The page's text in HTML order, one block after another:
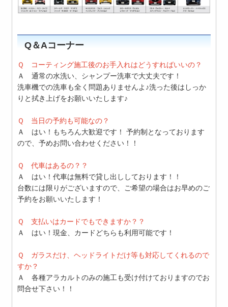
Q＆Aコーナー
Ｑ コーティング施工後のお手入れはどうすればいいの？
Ａ 通常の水洗い、シャンプー洗車で大丈夫です！
洗車機での洗車も全く問題ありませんよ♪洗った後はしっか
りと拭き上げをお願いいたします♪
Ｑ 当日の予約も可能なの？
Ａ はい！もちろん大歓迎です！ 予約制となっております
ので、予めお問い合わせください！！
Ｑ 代車はあるの？？
Ａ はい！代車は無料で貸し出ししております！！
台数には限りがございますので、ご希望の場合はお早めのご
予約をお願いいたします！
Ｑ 支払いはカードでもできますか？？
Ａ はい！現金、カードどちらも利用可能です！
Ｑ ガラスだけ、ヘッドライトだけ等も対応してくれるので
すか？
Ａ 各種アラカルトのみの施工も受け付けておりますのでお
問合せ下さい！！